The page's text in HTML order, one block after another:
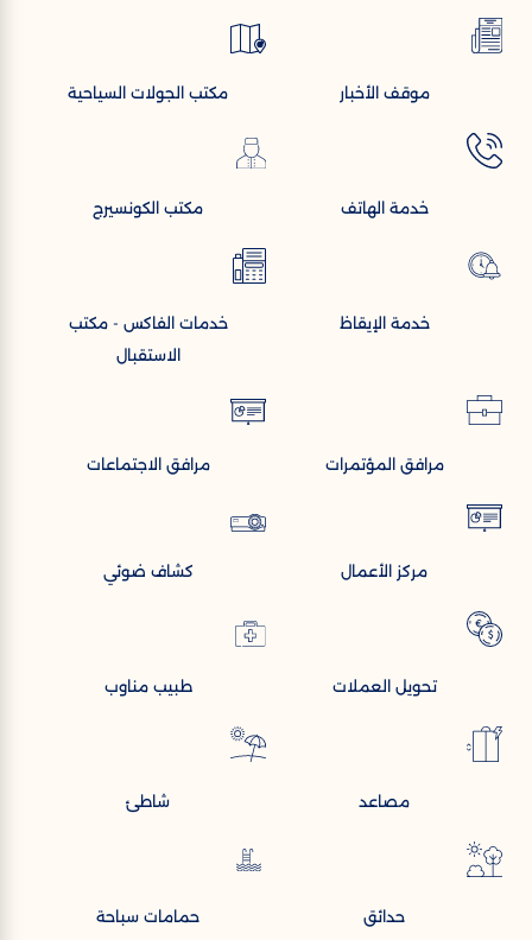
موقف الأخبار مكتب الجولات السياحية
خدمة الهاتف مكتب الكونسيرج
خدمة الإيقاظ
خدمات الفاكس - مكتب
الاستقبال
مرافق المؤتمرات مرافق الاجتماعات
مركز الأعمال كشاف ضوئي
تحويل العملات طبيب مناوب
مصاعد شاطئ
حدائق حمامات سباحة